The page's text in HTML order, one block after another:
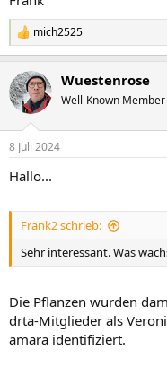
R
e
k
t
i
e
:
mich2525
Wuestenrose
Well-Known Member
8 Juli 2024
Hallo...
Frank2 schrieb:
Sehr interessant. Was
Die Pflanzen wurden
drta-Mitglieder als
amara identifiziert.